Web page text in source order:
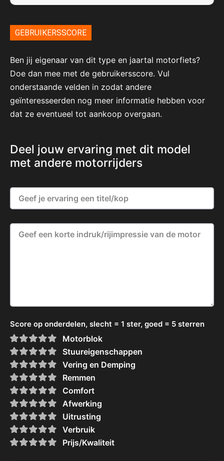
GEBRUIKERSSCORE
Ben jij eigenaar van dit type en jaartal motorfiets?
Doe dan mee met de gebruikersscore. Vul
onderstaande velden in zodat andere
geïnteresseerden nog meer informatie hebben voor
dat ze eventueel tot aankoop overgaan.
Deel jouw ervaring met dit model
met andere motorrijders
Score op onderdelen, slecht = 1 ster, goed = 5 sterren
Motorblok
Stuureigenschappen
Vering en Demping
Remmen
Comfort
Afwerking
Uitrusting
Verbruik
Prijs/Kwaliteit